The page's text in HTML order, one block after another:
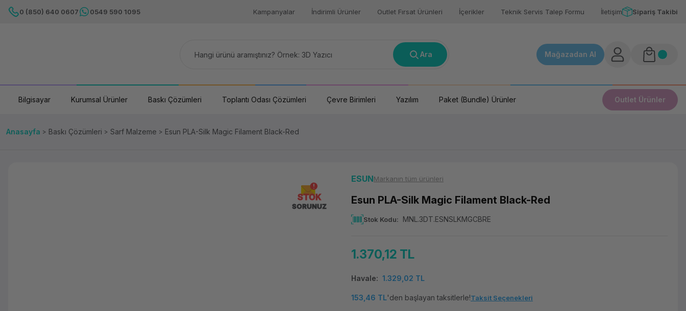
0 (850) 640 0607 0549 590 1095 Kampanyalar İndirimli Ürünler Outlet Fırsat Ürünleri İçerikler Teknik Servis Talep Formu İletişim Sipariş Takibi
Ara Mağazadan Al
Bilgisayar Kurumsal Ürünler Baskı Çözümleri Toplantı Odası Çözümleri Çevre Birimleri Yazılım Paket (Bundle) Ürünler Outlet Ürünler
Anasayfa Baskı Çözümleri Sarf Malzeme Esun PLA-Silk Magic Filament Black-Red
STOK
SORUNUZ
ESUNMarkanın tüm ürünleri
Esun PLA-Silk Magic Filament Black-Red
Stok Kodu MNL.3DT.ESNSLKMGCBRE
1.370,12 TL
Havale 1.329,02 TL
153,46 TL'den başlayan taksitlerle!Taksit Seçenekleri